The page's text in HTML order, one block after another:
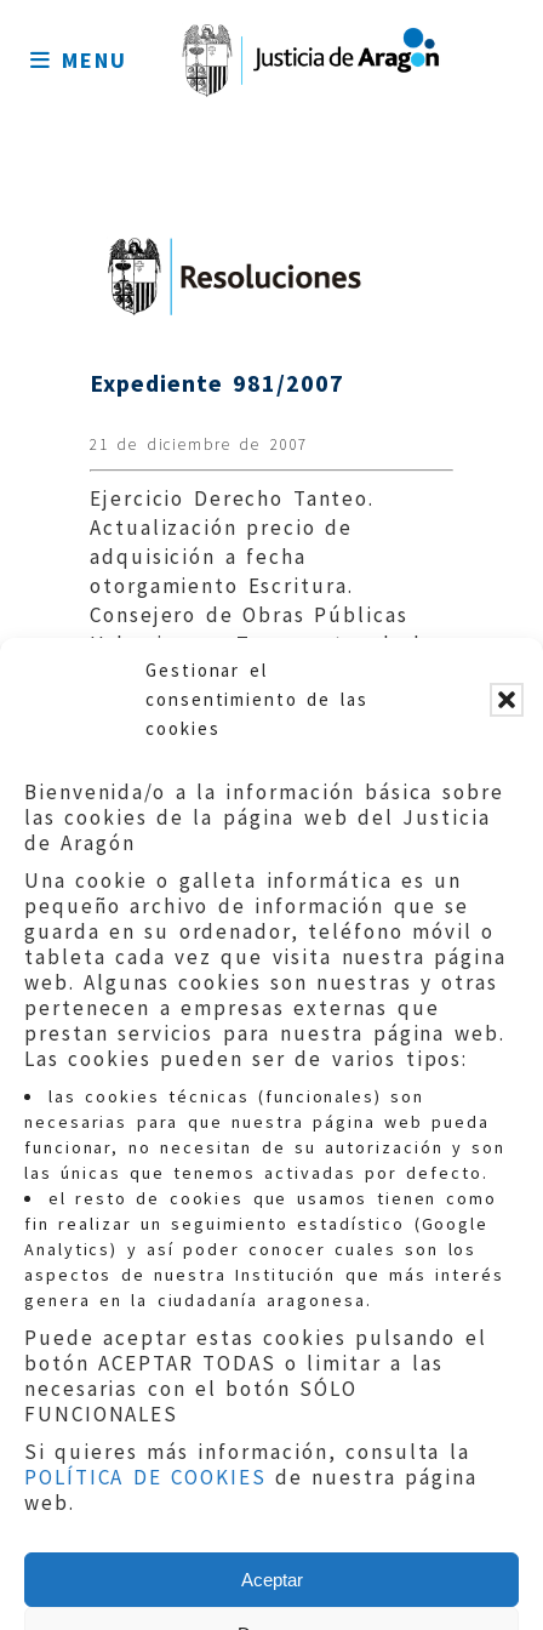
Gestionar el
consentimiento de las
cookies
Bienvenida/o a la información básica sobre
las cookies de la página web del Justicia
de Aragón
Una cookie o galleta informática es un
pequeño archivo de información que se
guarda en su ordenador, teléfono móvil o
tableta cada vez que visita nuestra página
web. Algunas cookies son nuestras y otras
pertenecen a empresas externas que
prestan servicios para nuestra página web.
Las cookies pueden ser de varios tipos:
las cookies técnicas (funcionales) son
necesarias para que nuestra página web pueda
funcionar, no necesitan de su autorización y son
las únicas que tenemos activadas por defecto.
el resto de cookies que usamos tienen como
fin realizar un seguimiento estadístico (Google
Analytics) y así poder conocer cuales son los
aspectos de nuestra Institución que más interés
genera en la ciudadanía aragonesa.
Puede aceptar estas cookies pulsando el
botón ACEPTAR TODAS o limitar a las
necesarias con el botón SÓLO
FUNCIONALES
Si quieres más información, consulta la
POLÍTICA DE COOKIES de nuestra página
web.
Aceptar
sitio
MENU
Expediente 981/2007
21 de diciembre de 2007
Ejercicio Derecho Tanteo.
Actualización precio de
adquisición a fecha
otorgamiento Escritura.
Consejero de Obras Públicas
Urbanismo y Transportes de la
Diputación General de Aragón.
Quejas:quejas@eljusticiadearagon.es
Información general:
informacion@eljusticiadearagon.es
Teléfonos:900 210 210/
Aviso legal|Política de privacidad|
Protección de Datos
Política de cookies
Copyright © 2019El Justicia de Aragón|